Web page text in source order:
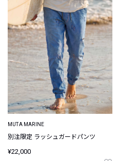
MUTA MARINE
別注限定 ラッシュガードパンツ
¥22,000